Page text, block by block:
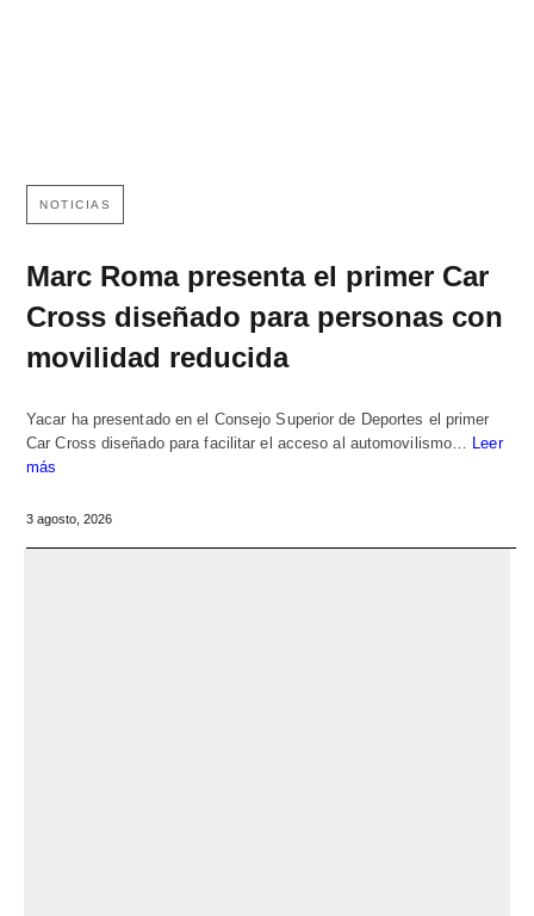
NOTICIAS
Marc Roma presenta el primer Car
Cross diseñado para personas con
movilidad reducida
Yacar ha presentado en el Consejo Superior de Deportes el primer
Car Cross diseñado para facilitar el acceso al automovilismo…
Leer
más
3 agosto, 2026